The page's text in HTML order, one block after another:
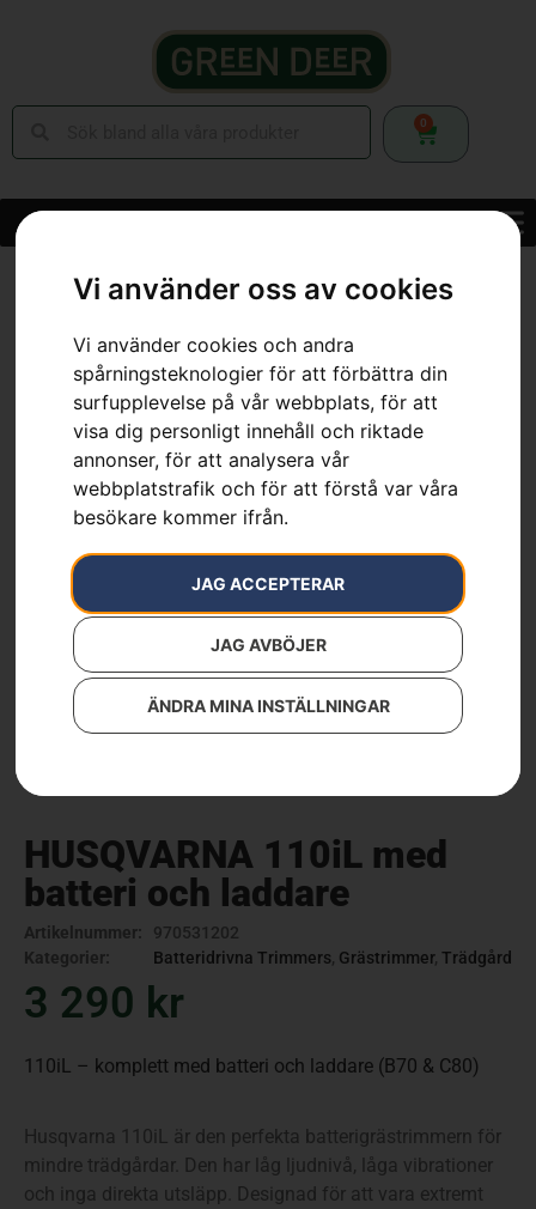
Vi använder oss av cookies
Vi använder cookies och andra
spårningsteknologier för att förbättra din
surfupplevelse på vår webbplats, för att
visa dig personligt innehåll och riktade
annonser, för att analysera vår
webbplatstrafik och för att förstå var våra
besökare kommer ifrån.
JAG ACCEPTERAR
JAG AVBÖJER
ÄNDRA MINA INSTÄLLNINGAR
0
Webbutik Batteridrivna Maskiner Batteridrivna Trimmers
HUSQVARNA 110iL med batteri och laddare
HUSQVARNA 110iL med
batteri och laddare
Artikelnummer:
970531202
Kategorier:
Batteridrivna Trimmers, Grästrimmer, Trädgård
3 290 kr
110iL – komplett med batteri och laddare (B70 & C80)
Husqvarna 110iL är den perfekta batterigrästrimmern för
mindre trädgårdar. Den har låg ljudnivå, låga vibrationer
och inga direkta utsläpp. Designad för att vara extremt